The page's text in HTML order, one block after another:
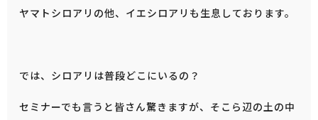
ヤマトシロアリの他、イエシロアリも生息しております。
では、シロアリは普段どこにいるの？
セミナーでも言うと皆さん驚きますが、そこら辺の土の中